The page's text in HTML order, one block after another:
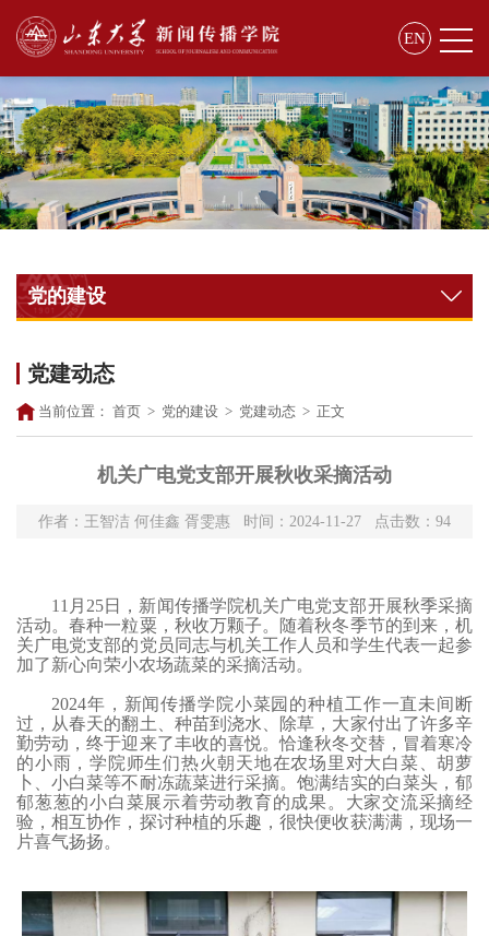
EN
党的建设
党建动态
当前位置： 首页 > 党的建设 > 党建动态 > 正文
机关广电党支部开展秋收采摘活动
作者：王智洁 何佳鑫 胥雯惠 时间：2024-11-27 点击数： 94
11月25日，新闻传播学院机关广电党支部开展秋季采摘
活动。春种一粒粟，秋收万颗子。随着秋冬季节的到来，机
关广电党支部的党员同志与机关工作人员和学生代表一起参
加了新心向荣小农场蔬菜的采摘活动。
2024年，新闻传播学院小菜园的种植工作一直未间断
过，从春天的翻土、种苗到浇水、除草，大家付出了许多辛
勤劳动，终于迎来了丰收的喜悦。恰逢秋冬交替，冒着寒冷
的小雨 ， 学院师生们热火朝天地在农场里 对大白菜、胡萝
卜、小白菜等不耐冻蔬菜进行采摘。饱满结实的白菜头，郁
郁葱葱的小白菜展示着劳动教育的成果。 大家交流采摘经
验，相互协作，探讨种植的乐趣，很快便收获满满， 现场一
片喜气扬扬。